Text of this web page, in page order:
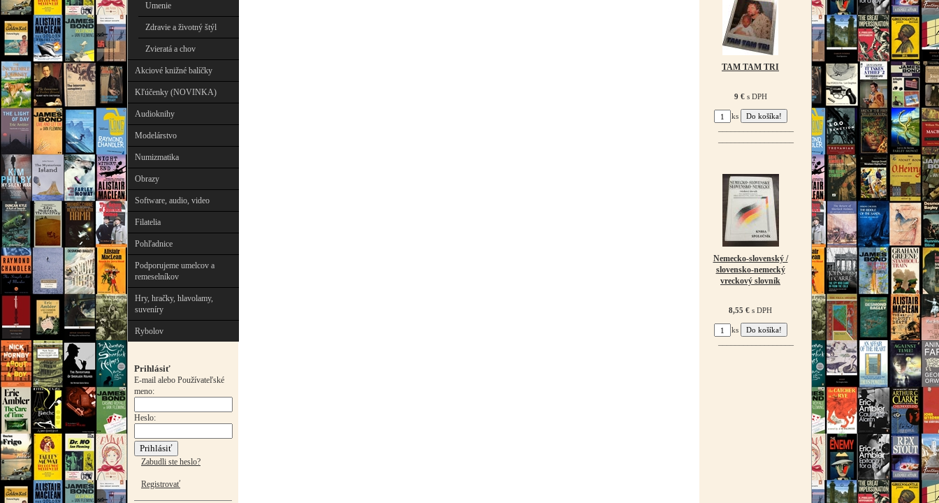
Umenie
Zdravie a životný štýl
Zvieratá a chov
Akciové knižné balíčky
Kľúčenky (NOVINKA)
Audioknihy
Modelárstvo
Numizmatika
Obrazy
Software, audio, video
Filatelia
Pohľadnice
Podporujeme umelcov a
remeselníkov
Hry, hračky, hlavolamy,
suveníry
Rybolov
Prihlásiť
E-mail alebo Používateľské
meno:
Heslo:
Zabudli ste heslo?
Registrovať
TAM TAM TRI
9 €s DPH
ks
Nemecko-slovenský /
slovensko-nemecký
vreckový slovník
8,55 € s DPH
ks